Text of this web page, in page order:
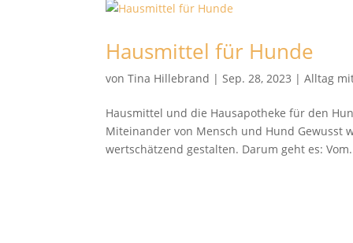
Hausmittel für Hunde
vonTina Hillebrand |Sep. 28, 2023 |Alltag
Hausmittel und die Hausapotheke für den
Miteinander von Mensch und Hund Gewusst
wertschätzend gestalten. Darum geht es: